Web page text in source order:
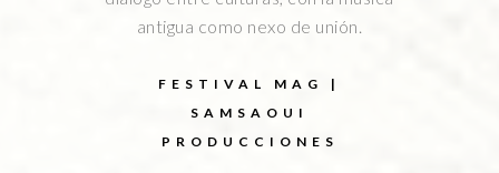
antigua como nexo de unión.
FESTIVAL MAG |
SAMSAOUI
PRODUCCIONES